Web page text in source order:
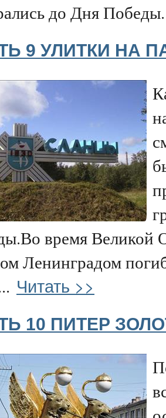
до Дня
9 УЛИТКИ НА
время Великой
Ленинградом
Читать >>
10 ПИТЕР